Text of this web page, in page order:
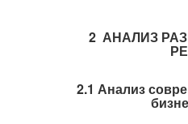
2 АНАЛИЗ
2.1 Анализ